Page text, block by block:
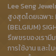
Lee Seng
สูงสุดโดยเฉพา
(BELGIUM)
รีเพชรของเรา
การใช้งาน และ